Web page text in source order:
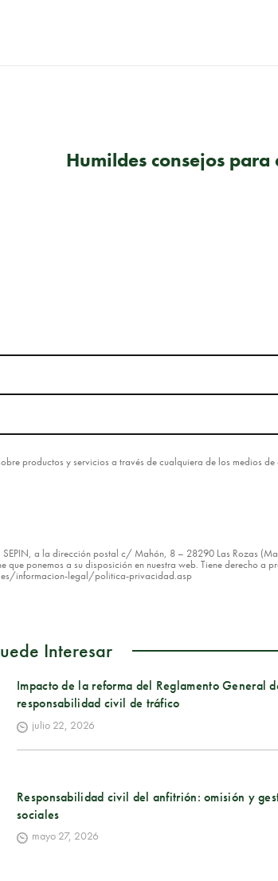
Humildes consejos
productos y servicios a través de cualquiera de los medios
a la dirección postal c/ Mahón, 8 – 28290 Las Rozas
ponemos a su disposición en nuestra web. Tiene derecho a
informacion-legal/politica-privacidad.asp
Interesar
Impacto de la reforma del Reglamento General
responsabilidad civil de tráfico
julio 22, 2026
Responsabilidad civil del anfitrión: omisión y
sociales
mayo 27, 2026